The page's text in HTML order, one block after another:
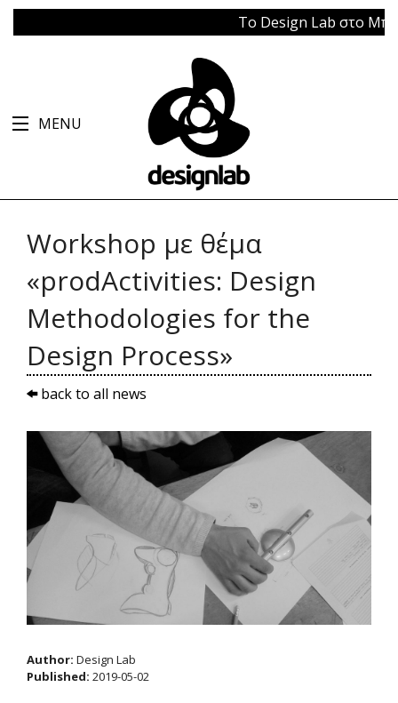
Το Design Lab στο
MENU
Workshop με θέμα
«prodActivities: Design
Methodologies for the
Design Process»
back to all news
Author: Design Lab
Published: 2019-05-02